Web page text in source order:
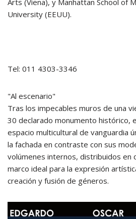
Arts (Viena), y Manhattan School of
University (EEUU).
Tel: 011 4303-3346
"Al escenario"
Tras los impecables muros de una
30 declarado monumento histórico,
espacio multicultural de vanguardia
la fachada en contraste con sus
volúmenes internos, distribuidos en
marco ideal para la expresión
creación y fusión de géneros.